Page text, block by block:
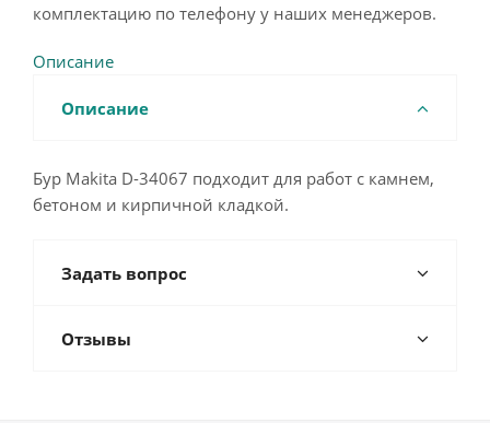
комплектацию по телефону у наших менеджеров.
Описание
Описание
Бур Makita D-34067 подходит для работ с камнем,
бетоном и кирпичной кладкой.
Задать вопрос
Отзывы